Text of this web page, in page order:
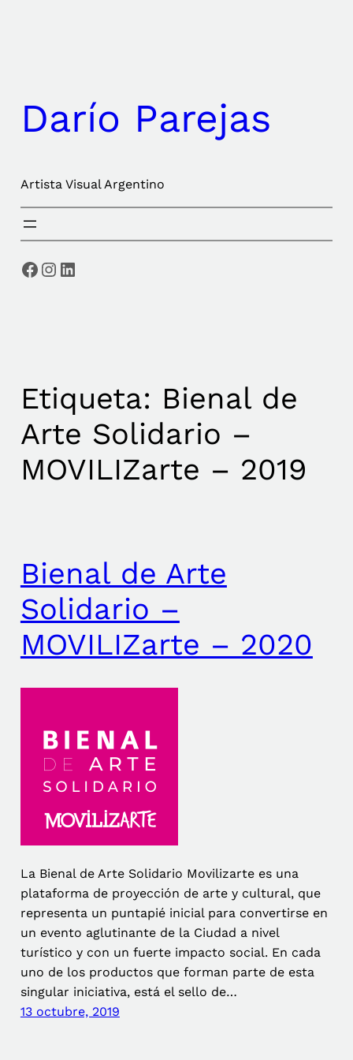
Darío Parejas
Artista Visual Argentino
Facebook Instagram LinkedIn
Etiqueta: Bienal de
Arte Solidario –
MOVILIZarte – 2019
Bienal de Arte
Solidario –
MOVILIZarte – 2020
La Bienal de Arte Solidario Movilizarte es una
plataforma de proyección de arte y cultural, que
representa un puntapié inicial para convertirse en
un evento aglutinante de la Ciudad a nivel
turístico y con un fuerte impacto social. En cada
uno de los productos que forman parte de esta
singular iniciativa, está el sello de…
13 octubre, 2019